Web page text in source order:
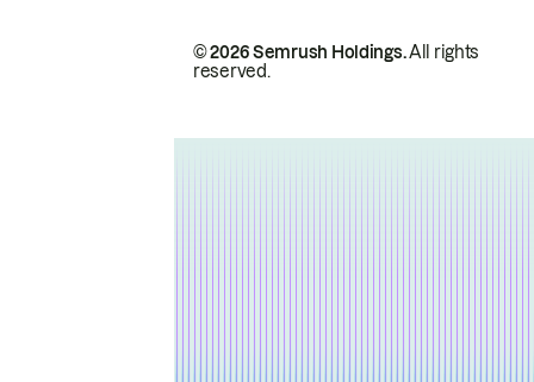
© 2026 Semrush Holdings.All rights
reserved.